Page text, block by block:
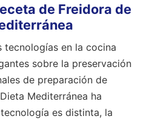
de Freidora de
tecnologías en la cocina
sobre la preservación
de preparación de
Mediterránea ha
es distinta, la